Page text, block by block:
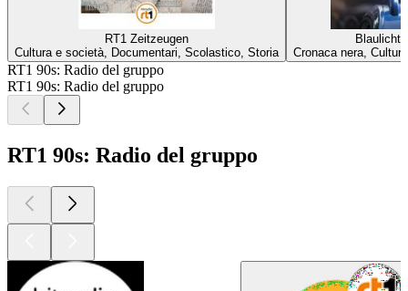
RT1 Zeitzeugen
Cultura e società, Documentari, Scolastico, Storia
Blaulicht
Cronaca nera,
RT1 90s: Radio del gruppo
RT1 90s: Radio del gruppo
RT1 90s: Radio del gruppo